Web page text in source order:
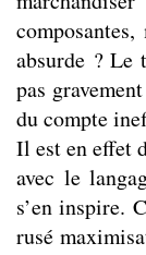
absurde ? Le
pas
du compte
Il est en effet
avec le
s’en inspire.
rusé